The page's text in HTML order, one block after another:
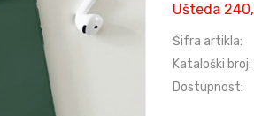
Ušteda
Šifra artikla:
Kataloški broj:
Dostupnost: